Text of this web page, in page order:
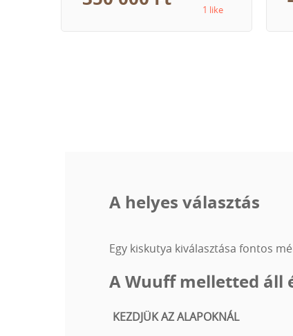
1 like
A helyes választás
Egy kiskutya kiválasztása fontos
A Wuuff melletted áll
KEZDJÜK AZ ALAPOKNÁL